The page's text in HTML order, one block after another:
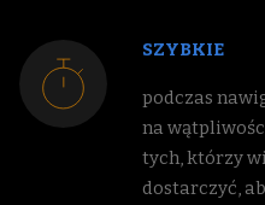
SZYBKIE
podczas
na
tych, którzy
dostarczyć,